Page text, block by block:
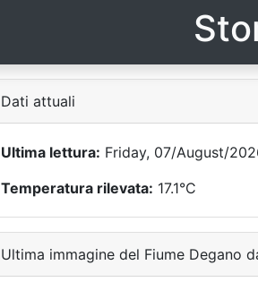
Dati attuali
Ultima lettura: Friday, 07/August/
Temperatura rilevata: 17.1°C
Ultima immagine del Fiume Degano